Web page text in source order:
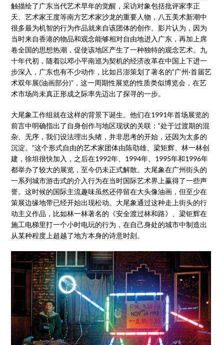
触描绘了广东当代艺术早年的觉醒，采访对象包括批评家李正
天、艺术家王度等南方艺术家沙龙的重要人物，八五美术新潮中
很多最为机智的行为作品就来自该团体的创作。影片认为，因为
当时来自香港的物品和观念能够相对自由地进入广东，再加上席
卷全国的思想热潮，促使该地区产生了一种独特的观念艺术。九
十年代初，随着以邓小平南巡为契机的经济改革在中国上下进一
步深入，广东也有不少动作，比如吕澎策划了著名的“广州·首届艺
术双年展(油画部分)”，这一周期性展览的性质类似博览会，在艺
术市场尚未真正形成之际率先迈出了探寻的一步。
大尾象工作组就在这样的背景下诞生。他们在1991年首场展览的
前言中明确指出了自身创作与地区现状的关联：“处于过渡期的混
杂、无序，我们设法理出头绪，并非思考的开始，还因为太多的
沉淀。”这个形式自由的艺术家团体由陈劭雄、梁矩辉、林一林创
建，徐坦很快加入，之后在1992年、1994年、1995年和1996年
都举办了较大的展览，至今仍未正式解散。大尾象在广州街头的
一系列城市游击式的介入行为在当时国际艺术界上赢得了一些声
誉。这时候的国际主流趣味虽然还停留在大头像油画，但至少在
策展边缘地带已经开始出现松动。大尾象通过这种走上街头的行
动主义作品，比如林一林著名的《安全渡过林和路》、梁钜辉在
施工电梯里打一个小时电玩的行为，在自己身处的城市中制造出
从某种程度上超越了地方本身的诗意时刻。